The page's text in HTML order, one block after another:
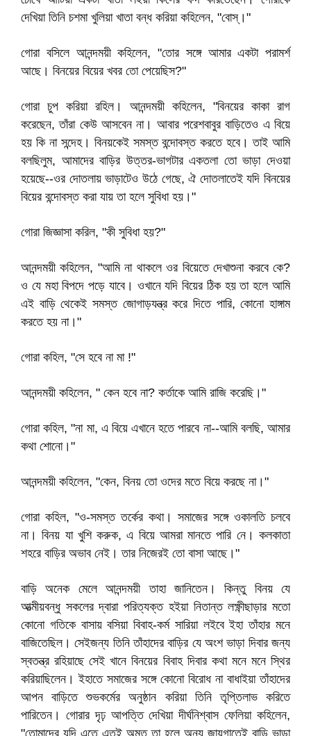
দেখিয়া তিনি চশমা খুলিয়া খাতা বন্ধ করিয়া কহিলেন, "বোস্‌।"
গোরা বসিলে আনন্দময়ী কহিলেন, "তোর সঙ্গে আমার একটা পরামর্শ
আছে। বিনয়ের বিয়ের খবর তো পেয়েছিস?"
গোরা চুপ করিয়া রহিল। আনন্দময়ী কহিলেন, "বিনয়ের কাকা রাগ
করেছেন, তাঁরা কেউ আসবেন না। আবার পরেশবাবুর বাড়িতেও এ বিয়ে
হয় কি না সন্দেহ। বিনয়কেই সমস্ত বন্দোবস্ত করতে হবে। তাই আমি
বলছিলুম, আমাদের বাড়ির উত্তর-ভাগটার একতলা তো ভাড়া দেওয়া
হয়েছে--ওর দোতলায় ভাড়াটেও উঠে গেছে, ঐ দোতলাতেই যদি বিনয়ের
বিয়ের বন্দোবস্ত করা যায় তা হলে সুবিধা হয়।"
গোরা জিজ্ঞাসা করিল, "কী সুবিধা হয়?"
আনন্দময়ী কহিলেন, "আমি না থাকলে ওর বিয়েতে দেখাশুনা করবে কে?
ও যে মহা বিপদে পড়ে যাবে। ওখানে যদি বিয়ের ঠিক হয় তা হলে আমি
এই বাড়ি থেকেই সমস্ত জোগাড়যন্ত্র করে দিতে পারি, কোনো হাঙ্গাম
করতে হয় না।"
গোরা কহিল, "সে হবে না মা !"
আনন্দময়ী কহিলেন, " কেন হবে না? কর্তাকে আমি রাজি করেছি।"
গোরা কহিল, "না মা, এ বিয়ে এখানে হতে পারবে না--আমি বলছি, আমার
কথা শোনো।"
আনন্দময়ী কহিলেন, "কেন, বিনয় তো ওদের মতে বিয়ে করছে না।"
গোরা কহিল, "ও-সমস্ত তর্কের কথা। সমাজের সঙ্গে ওকালতি চলবে
না। বিনয় যা খুশি করুক, এ বিয়ে আমরা মানতে পারি নে। কলকাতা
শহরে বাড়ির অভাব নেই। তার নিজেরই তো বাসা আছে।"
বাড়ি অনেক মেলে আনন্দময়ী তাহা জানিতেন। কিন্তু বিনয় যে
আত্মীয়বন্ধু সকলের দ্বারা পরিত্যক্ত হইয়া নিতান্ত লক্ষ্ণীছাড়ার মতো
কোনো গতিকে বাসায় বসিয়া বিবাহ-কর্ম সারিয়া লইবে ইহা তাঁহার মনে
বাজিতেছিল। সেইজন্য তিনি তাঁহাদের বাড়ির যে অংশ ভাড়া দিবার জন্য
স্বতন্ত্র রহিয়াছে সেই খানে বিনয়ের বিবাহ দিবার কথা মনে মনে স্থির
করিয়াছিলেন। ইহাতে সমাজের সঙ্গে কোনো বিরোধ না বাধাইয়া তাঁহাদের
আপন বাড়িতে শুভকর্মের অনুষ্ঠান করিয়া তিনি তৃপ্তিলাভ করিতে
পারিতেন। গোরার দৃঢ় আপত্তি দেখিয়া দীর্ঘনিশ্বাস ফেলিয়া কহিলেন,
"তোমাদের যদি এতে এতই অমত তা হলে অন্য জায়গাতেই বাড়ি ভাড়া